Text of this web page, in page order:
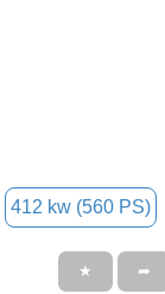
412 kw (560 PS)
★ ➦